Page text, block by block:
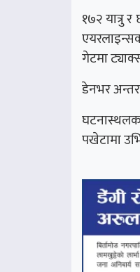
१७२ यात्रु
गेटमा
डेनभर
पखेटामा